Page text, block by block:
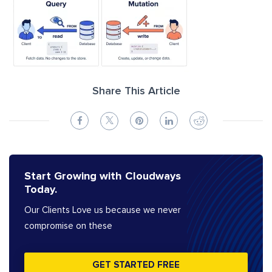
Share This Article
Start Growing with Cloudways
Today.
Our Clients Love us because we never
compromise on these
GET STARTED FREE